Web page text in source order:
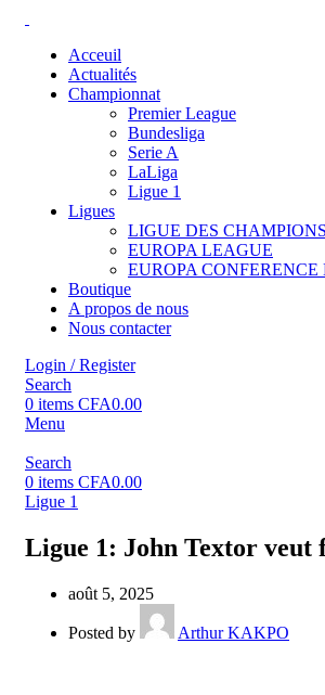
Acceuil
Actualités
Championnat
Premier League
Bundesliga
Serie A
LaLiga
Ligue 1
Ligues
LIGUE DES CHAMPIONS
EUROPA LEAGUE
EUROPA
Boutique
A propos de nous
Nous contacter
Login / Register
Search
0 items CFA0.00
Menu
Search
0 items CFA0.00
Ligue 1
Ligue 1: John Textor veut
août 5, 2025
Posted by Arthur KAKPO